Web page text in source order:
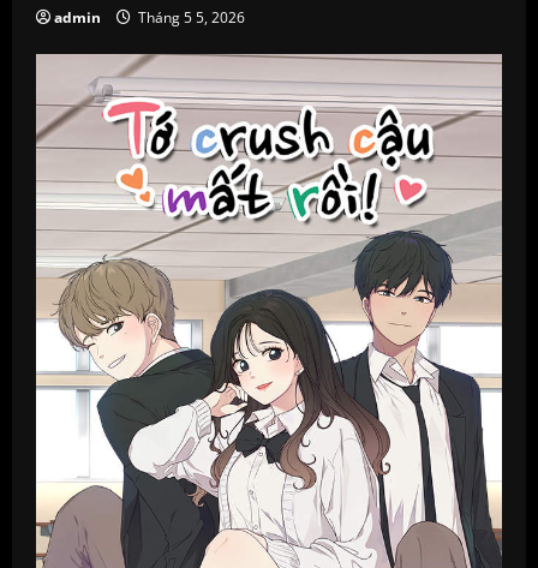
admin Tháng 5 5, 2026